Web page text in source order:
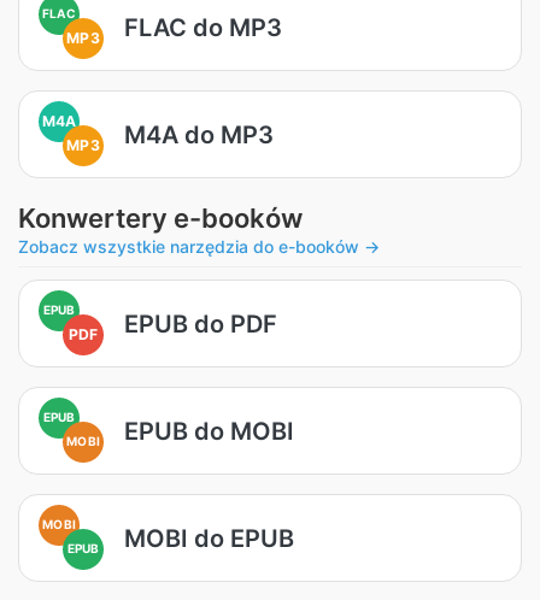
FLAC
MP3 FLAC do MP3
M4A
MP3
M4A do MP3
Konwertery e-booków
Zobacz wszystkie narzędzia do e-booków →
EPUB
PDF EPUB do PDF
EPUB
MOBI
EPUB do MOBI
MOBI
EPUB
MOBI do EPUB